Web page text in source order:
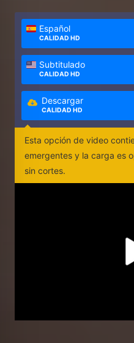
Español
CALIDAD HD
Subtitulado
CALIDAD HD
Descargar
CALIDAD HD
Esta opción de video
emergentes y la carga es
sin cortes.